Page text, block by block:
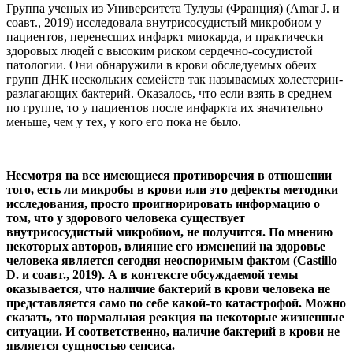
Группа ученых из Университета Тулузы (Франция) (Amar J. и
соавт., 2019) исследовала внутрисосудистый микробиом у
пациентов, перенесших инфаркт миокарда, и практически
здоровых людей с высоким риском сердечно-сосудистой
патологии. Они обнаружили в крови обследуемых обеих
групп ДНК нескольких семейств так называемых холестерин-
разлагающих бактерий. Оказалось, что если взять в среднем
по группе, то у пациентов после инфаркта их значительно
меньше, чем у тех, у кого его пока не было.
Несмотря на все имеющиеся противоречия в отношении
того, есть ли микробы в крови или это дефекты методики
исследования, просто проигнорировать информацию о
том, что у здорового человека существует
внутрисосудистый микробиом, не получится. По мнению
некоторых авторов, влияние его изменений на здоровье
человека является сегодня неоспоримым фактом (Castillo
D. и соавт., 2019). А в контексте обсуждаемой темы
оказывается, что наличие бактерий в крови человека не
представляется само по себе какой-то катастрофой. Можно
сказать, это нормальная реакция на некоторые жизненные
ситуации. И соответственно, наличие бактерий в крови не
является сущностью сепсиса.